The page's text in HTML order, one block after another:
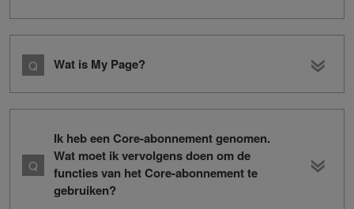
Wat is My Page?
Ik heb een Core-abonnement genomen.
Wat moet ik vervolgens doen om de
functies van het Core-abonnement te
gebruiken?